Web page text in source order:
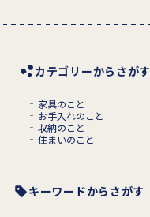
カテゴリーからさがす
家具のこと
お手入れのこと
収納のこと
住まいのこと
キーワードからさがす